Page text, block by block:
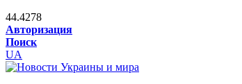
44.4278
Авторизация
Поиск
UA